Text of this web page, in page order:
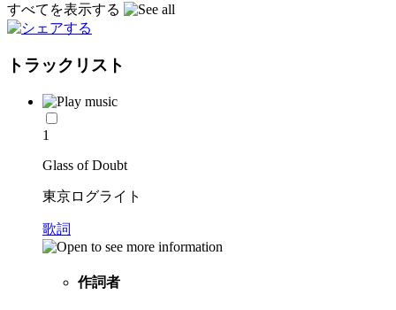
すべてを表示する
トラックリスト
1
Glass of Doubt
東京ログライト
歌詞
作詞者